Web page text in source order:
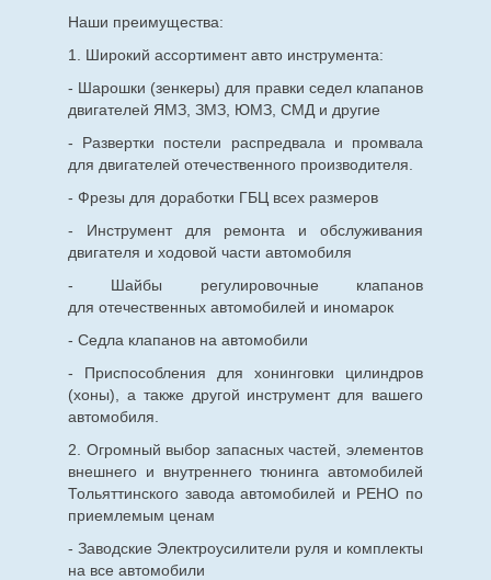
Наши преимущества:
1. Широкий ассортимент авто инструмента:
- Шарошки (зенкеры) для правки седел клапанов
двигателей ЯМЗ, ЗМЗ, ЮМЗ, СМД и другие
- Развертки постели распредвала и промвала
для двигателей отечественного производителя.
- Фрезы для доработки ГБЦ всех размеров
- Инструмент для ремонта и обслуживания
двигателя и ходовой части автомобиля
- Шайбы регулировочные клапанов
для отечественныхавтомобилей и иномарок
- Седла клапанов на автомобили
- Приспособления для хонинговки цилиндров
(хоны), а также другой инструмент для вашего
автомобиля.
2. Огромный выбор запасных частей, элементов
внешнего и внутреннего тюнинга автомобилей
Тольяттинского завода автомобилей и РЕНО по
приемлемым ценам
- Заводские Электроусилители руля и комплекты
на все автомобили